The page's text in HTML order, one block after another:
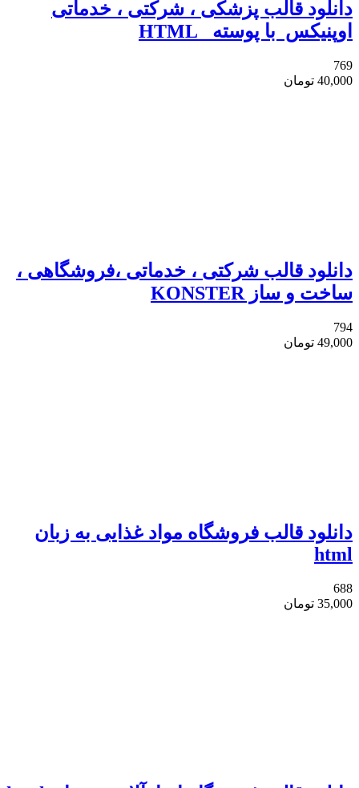
دانلود قالب پزشکی ، شرکتی ، خدماتی
اوپنیکس با پوسته HTML
769
40,000 تومان
دانلود قالب شرکتی ، خدماتی ،فروشگاهی ،
ساخت و ساز KONSTER
794
49,000 تومان
دانلود قالب فروشگاه مواد غذایی به زبان
html
688
35,000 تومان